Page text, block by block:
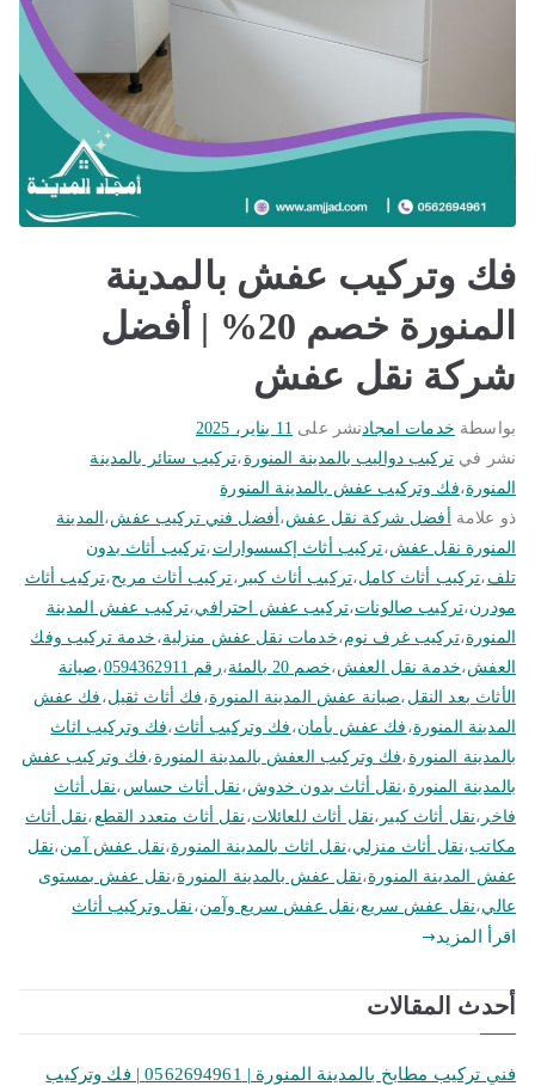
فك وتركيب عفش بالمدينة
المنورة خصم 20% | أفضل
شركة نقل عفش
بواسطة خدمات امجادنشر على 11 يناير، 2025
نشر فيتركيب دواليب بالمدينة المنورة ،تركيب ستائر بالمدينة
المنورة،فك وتركيب عفش بالمدينة المنورة
ذو علامة
أفضل شركة نقل عفش، أفضل فني تركيب عفش، المدينة
المنورة نقل عفش،تركيب أثاث إكسسوارات ،تركيب أثاث بدون
تلف ،تركيب أثاث كامل،تركيب أثاث كبير ،تركيب أثاث مريح،تركيب أثاث
مودرن،تركيب صالونات،تركيب عفش احترافي،تركيب عفش المدينة
المنورة،تركيب غرف نوم،خدمات نقل عفش منزلية، خدمة تركيب وفك
العفش،خدمة نقل العفش،خصم 20 بالمئة ،رقم 0594362911 ،صيانة
الأثاث بعد النقل ،صيانة عفش المدينة المنورة، فك أثاث ثقيل، فك عفش
المدينة المنورة، فك عفش بأمان، فك وتركيب أثاث ،فك وتركيب اثاث
بالمدينة المنورة ،فك وتركيب العفش بالمدينة المنورة ،فك وتركيب عفش
بالمدينة المنورة ،نقل أثاث بدون خدوش، نقل أثاث حساس ،نقل أثاث
فاخر ،نقل أثاث كبير ،نقل أثاث للعائلات، نقل أثاث متعدد القطع،نقل أثاث
مكاتب،نقل أثاث منزلي،نقل اثاث بالمدينة المنورة،نقل عفش آمن،نقل
عفش المدينة المنورة،نقل عفش بالمدينة المنورة،نقل عفش بمستوى
عالي،نقل عفش سريع،نقل عفش سريع وآمن، نقل وتركيب أثاث
اقرأ المزيد
أحدث المقالات
فني تركيب مطابخ بالمدينة المنورة | 0562694961 | فك وتركيب